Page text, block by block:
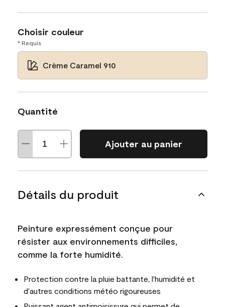
Choisir couleur
* Requis
Crème Caramel 910
Quantité
Ajouter au panier
Détails du produit
Peinture expressément conçue pour
résister aux environnements difficiles,
comme la forte humidité.
Protection contre la pluie battante, l'humidité et
d'autres conditions météo rigoureuses